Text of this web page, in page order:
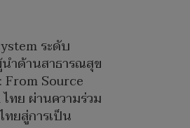
ระดับ
ำด้านสาธารณสุข
From Source
ทย ผ่านความร่วม
ยสู่การเป็น